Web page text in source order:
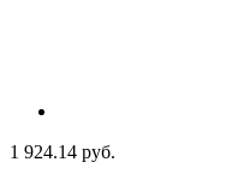
1 924.14 руб.